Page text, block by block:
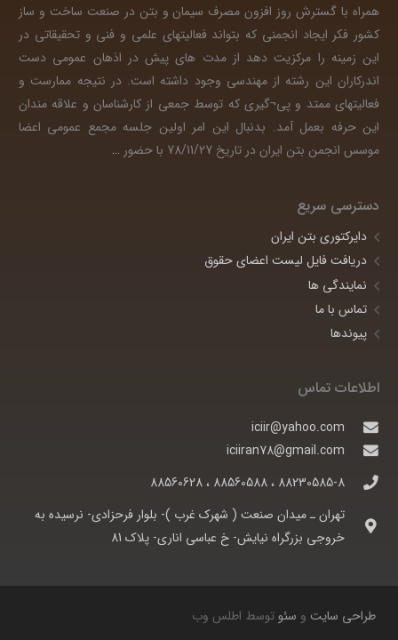
همراه با گسترش روز افزون مصرف سیمان و بتن در صنعت ساخت و ساز
کشور فکر ایجاد انجمنی که بتواند فعالیتهای علمی و فنی و تحقیقاتی در
این زمینه را مرکزیت دهد از مدت های پیش در اذهان عمومی دست
اندرکاران این رشته از مهندسی وجود داشته است. در نتیجه ممارست و
فعالیتهای ممتد و پی¬گیری که توسط جمعی از کارشناسان و علاقه مندان
این حرفه بعمل آمد. بدنبال این امر اولین جلسه مجمع عمومی اعضا
موسس انجمن بتن ایران در تاریخ 78/11/27 با حضور
…
دسترسی سریع
دایرکتوری بتن ایران
دریافت فایل لیست اعضای حقوق
نمایندگی ها
تماس با ما
پیوندها
اطلاعات تماس
iciir@yahoo.com
iciiran78@gmail.com
88230585-8 ، 88560588 ، 88560628
تهران ـ ميدان صنعت ( شهرک غرب )- بلوار فرحزادی- نرسيده به
خروجی بزرگراه نيايش- خ عباسی اناری- پلاک 81
طراحی سایت و سئوتوسط اطلس وب